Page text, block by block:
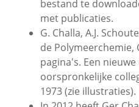
bestand te
met publicaties.
G. Challa, A.J.
de Polymeerchemie,
pagina's. Een
oorspronkelijke
1973 (zie illustraties).